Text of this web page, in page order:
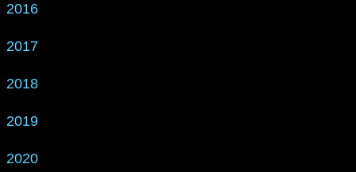
2016
2017
2018
2019
2020